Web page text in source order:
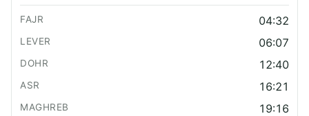
04:32
06:07
12:40
16:21
19:16